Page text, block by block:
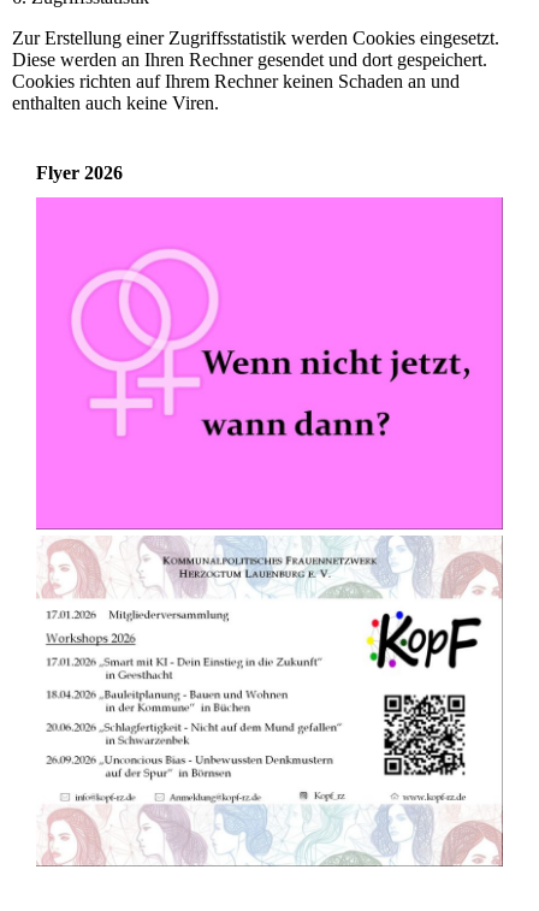
Zur Erstellung einer Zugriffsstatistik werden Cookies eingesetzt.
Diese werden an Ihren Rechner gesendet und dort gespeichert.
Cookies richten auf Ihrem Rechner keinen Schaden an und
enthalten auch keine Viren.
Flyer 2026